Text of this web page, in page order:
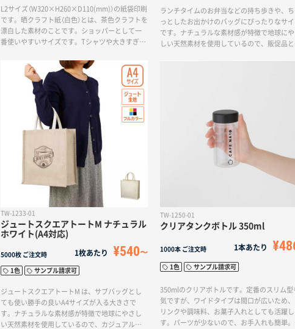
L2サイズ（W320×H260×D110(mm)）の紙袋印刷
です。晒クラフト紙（白色）とは、茶色クラフトを
漂白した素材のことです。ショッパーとして一
番使いやすいサイズです。Tシャツや大きすぎな
ズは決まっていますが、ハンドル（紐）を変更した
り、オプション加工を追加することでオリジナ
リティを出すことができます。
ランチタイムのお弁当などの持ち歩きや、ち
っとしたお出かけのバッグにぴったりなサイ
です。ナチュラルな素材感が特徴で地球にや
しい天然素材を使用しているので、販促品と
TW-1233-01
ジュートスクエアトートM ナチュラル
ホワイト(A4対応)
5000枚 ご注文時 1枚あたり ¥540
1色 サンプル請求可
ジュートスクエアトートM は、サブバッグとし
ても使い勝手の良いA4サイズが入る大きさで
す。ナチュラルな素材感が特徴で地球にやさし
い天然素材を使用しているので、カジュアルな
TW-1250-01
クリアタンクボトル 350ml
1000本 ご注文時 1本あたり
1色 サンプル請求可
350mlのクリアボトルです。定番のスリム型
気ですが、ワイドタイプは間口が広いため、
リンクや調味料、お菓子入れとしても活躍し
す。パーツが少ないので、お手入れも簡単。